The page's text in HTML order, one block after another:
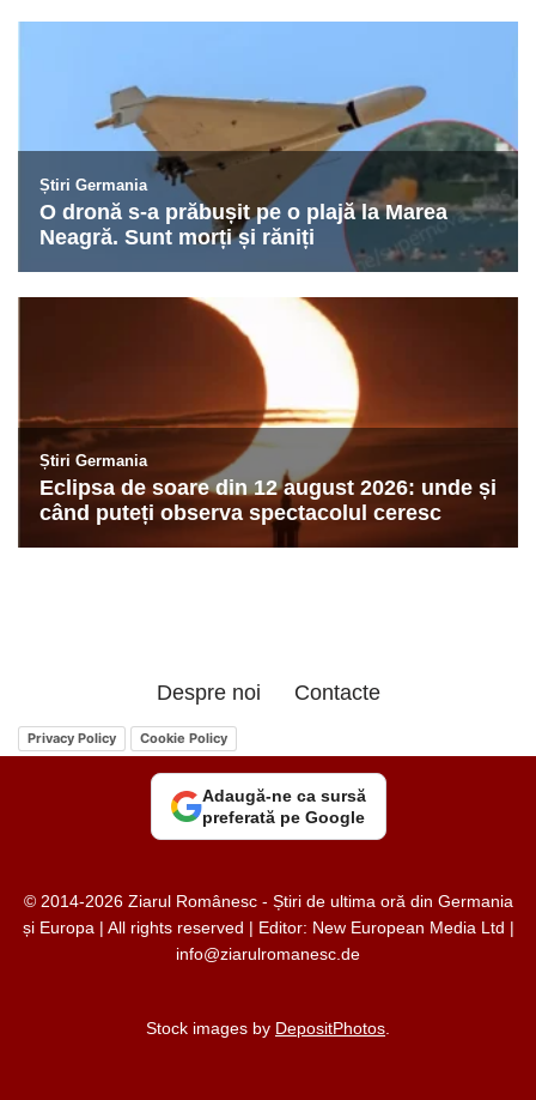
Despre noi Contacte
Privacy Policy Cookie Policy
Adaugă-ne ca sursă
preferată pe Google
© 2014-2026 Ziarul Românesc - Știri de ultima oră din Germania
și Europa | All rights reserved | Editor: New European Media Ltd |
info@ziarulromanesc.de
Stock images by DepositPhotos